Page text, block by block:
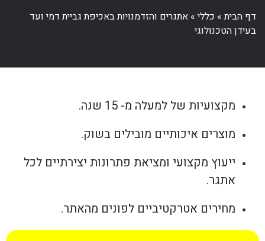
דף הבית» כללי» אתגרים והזדמנויות באכיפת גביית דמי ועד
בעידן הטכנולוגי
מקצועיות של למעלה מ- 15 שנה.
מוצרים איכותיים מובילים בשוק.
ייעוץ מקצועי ומציאת פתרונות יצירתיים לכל
אתגר.
מחירים אטרקטיביים לפונים מהאתר.